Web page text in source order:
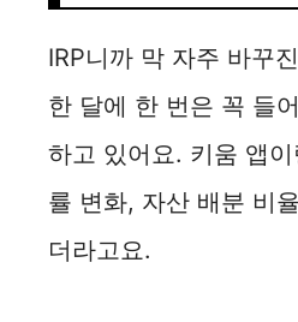
IRP니까 막 자주 바꾸
한 달에 한 번은 꼭 들
하고 있어요. 키움 앱
률 변화, 자산 배분 비
더라고요.